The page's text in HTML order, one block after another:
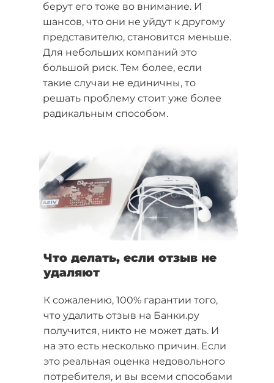
берут его тоже во внимание. И
шансов, что они не уйдут к другому
представителю, становится меньше.
Для небольших компаний это
большой риск. Тем более, если
такие случаи не единичны, то
решать проблему стоит уже более
радикальным способом.
Что делать, если отзыв не
удаляют
К сожалению, 100% гарантии того,
что удалить отзыв на Банки.ру
получится, никто не может дать. И
на это есть несколько причин. Если
это реальная оценка недовольного
потребителя, и вы всеми способами